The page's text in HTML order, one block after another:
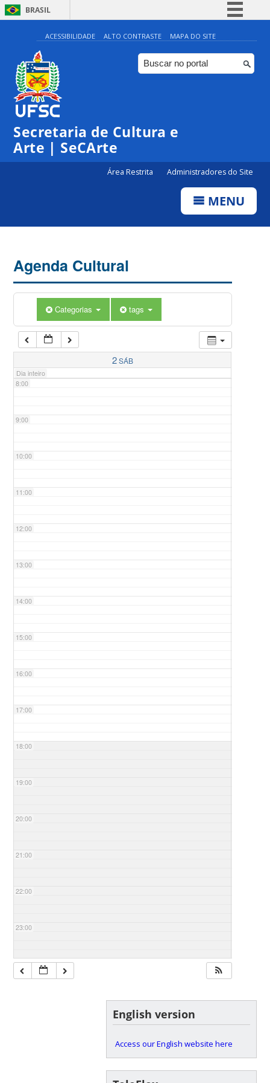
BRASIL
Simplifique!
Comunica BR
Participe
ACESSIBILIDADE ALTO CONTRASTE MAPA DO SITE
Secretaria de Cultura e
Arte | SeCArte
Área Restrita Administradores do Site
MENU
Agenda Cultural
Categorias tags
2SÁB
Dia inteiro
0:00
1:00
5:00
7:00
8:00
9:00
10:00
11:00
12:00
13:00
14:00
15:00
16:00
17:00
18:00
19:00
20:00
21:00
22:00
23:00
English version
Access our English website here